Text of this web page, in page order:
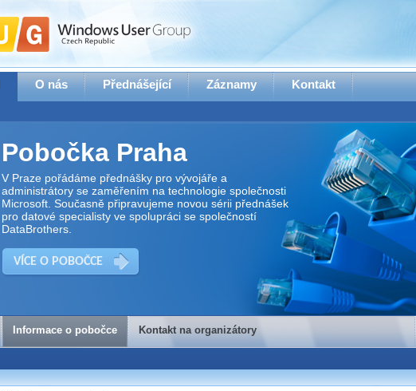
O nás Přednášející Záznamy Kontakt
Pobočka Praha
V Praze pořádáme přednášky pro vývojáře a
administrátory se zaměřením na technologie společnosti
Microsoft. Současně připravujeme novou sérii přednášek
pro datové specialisty ve spolupráci se společností
DataBrothers.
VÍCE O POBOČCE
Kontakt na organizátory
Pokud máte jakýkoliv dotaz na organizátory této akce,
prosím neváhejte nás kontaktovat na e-mailu:
Informace o pobočce Kontakt na organizátory